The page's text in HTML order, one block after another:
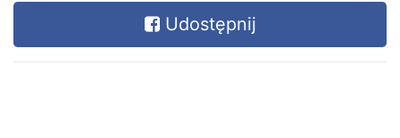
Udostępnij